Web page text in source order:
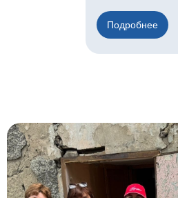
Подробнее